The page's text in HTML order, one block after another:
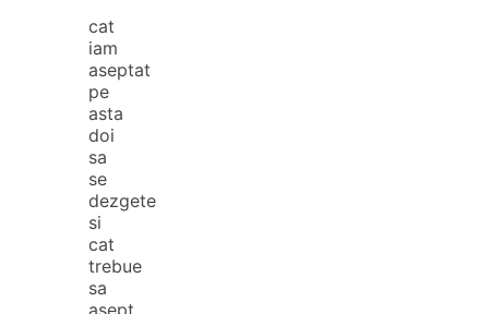
cat
iam
aseptat
pe
asta
doi
sa
se
dezgete
si
cat
trebue
sa